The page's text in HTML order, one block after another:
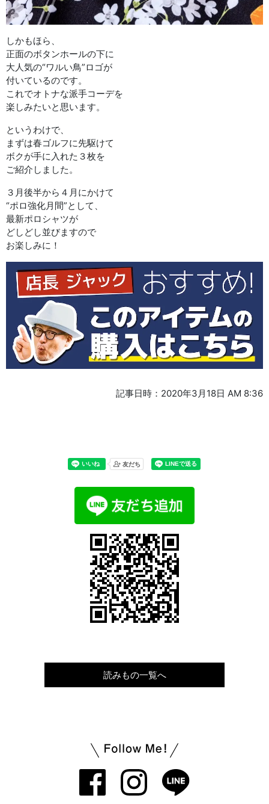
しかもほら、
正面のボタンホールの下に
大人気の“ワルい鳥”ロゴが
付いているのです。
これでオトナな派手コーデを
楽しみたいと思います。
というわけで、
まずは春ゴルフに先駆けて
ボクが手に入れた３枚を
ご紹介しました。
３月後半から４月にかけて
“ポロ強化月間”として、
最新ポロシャツが
どしどし並びますので
お楽しみに！
記事日時：2020年3月18日 AM 8:36
読みもの一覧へ